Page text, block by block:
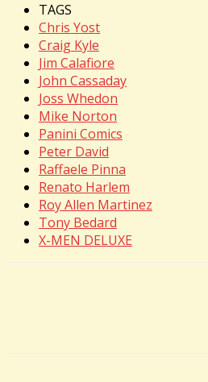
TAGS
Chris Yost
Craig Kyle
Jim Calafiore
John Cassaday
Joss Whedon
Mike Norton
Panini Comics
Peter David
Raffaele Pinna
Renato Harlem
Roy Allen Martinez
Tony Bedard
X-MEN DELUXE